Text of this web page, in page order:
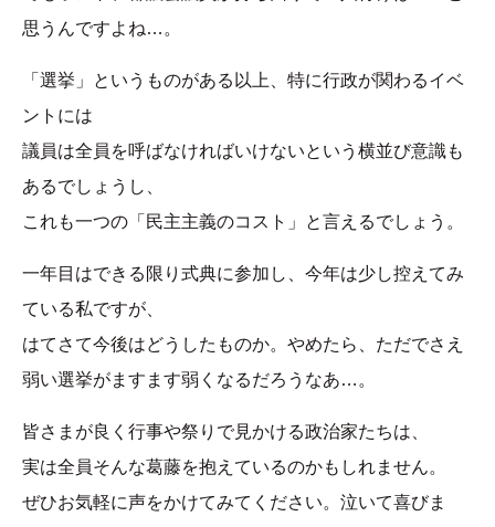
思うんですよね…。
「選挙」というものがある以上、特に行政が関わるイベ
ントには
議員は全員を呼ばなければいけないという横並び意識も
あるでしょうし、
これも一つの「民主主義のコスト」と言えるでしょう。
一年目はできる限り式典に参加し、今年は少し控えてみ
ている私ですが、
はてさて今後はどうしたものか。やめたら、ただでさえ
弱い選挙がますます弱くなるだろうなあ…。
皆さまが良く行事や祭りで見かける政治家たちは、
実は全員そんな葛藤を抱えているのかもしれません。
ぜひお気軽に声をかけてみてください。泣いて喜びま